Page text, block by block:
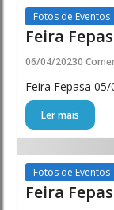
Fotos de Eventos
Feira
06/04/20230
Feira Fepasa
Ler mais
Fotos de Eventos
Feira